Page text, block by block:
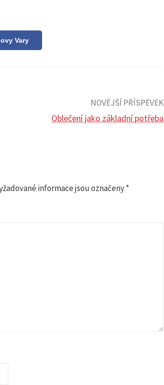
Vary
NOVĚJŠÍ PŘÍSPĚVEK
Oblečení jako základní potřeba
informace jsou označeny*